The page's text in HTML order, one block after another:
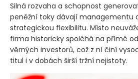
Silná rozvaha a schopnost
peněžní toky dávají managementu
strategickou flexibilitu. Místo
firma historicky spoléhá na přímé
věrných investorů, což z ní činí
titul i v dobách širší tržní nejistoty.